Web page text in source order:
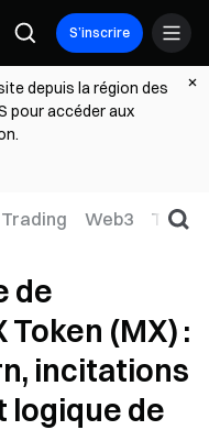
S’inscrire
depuis la région des
pour accéder aux
Trading Web3 TradFi
de
(MX) :
incitations
logique de